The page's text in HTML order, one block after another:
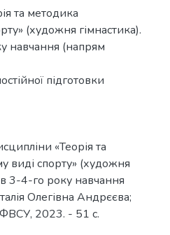
та методика
(художня гімнастика).
навчання (напрям
підготовки
«Теорія та
виді спорту» (художня
3-4-го року навчання
Олегівна Андрєєва;
2023. - 51 с.